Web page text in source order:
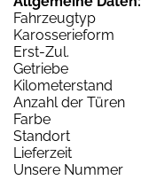
Fahrzeugtyp
Karosserieform
Erst-Zul.
Getriebe
Kilometerstand
Anzahl der Türen
Farbe
Standort
Lieferzeit
Unsere Nummer